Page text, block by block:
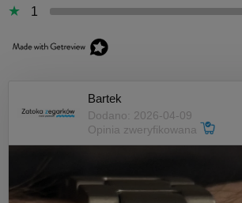
1
Bartek
Dodano: 2026-04-09
Opinia zweryfikowana